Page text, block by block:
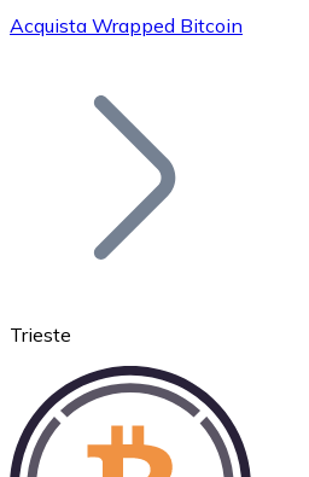
Bitcoin
Ethereum
Acquista Wrapped Bitcoin
Trieste